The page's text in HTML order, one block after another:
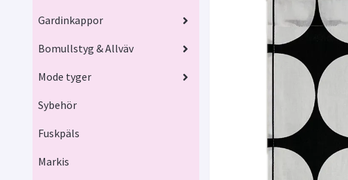
Gardinkappor
Bomullstyg & Allväv
Mode tyger
Sybehör
Fuskpäls
Markis